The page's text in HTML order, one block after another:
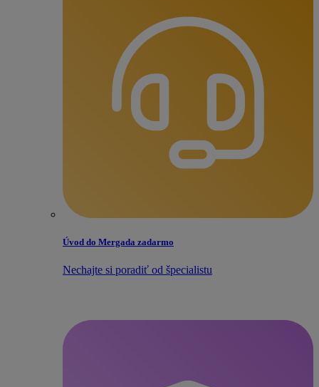
Úvod do Mergada zadarmo
Nechajte si poradiť od špecialistu